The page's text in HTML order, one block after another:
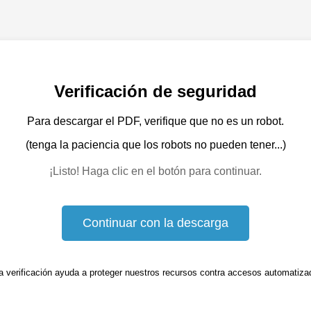
Verificación de seguridad
Para descargar el PDF, verifique que no es un robot.
(tenga la paciencia que los robots no pueden tener...)
¡Listo! Haga clic en el botón para continuar.
Continuar con la descarga
verificación ayuda a proteger nuestros recursos contra accesos